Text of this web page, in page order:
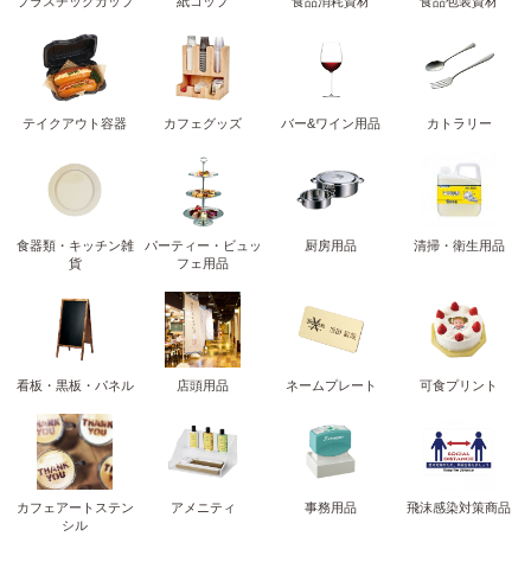
テイクアウト容器 カフェグッズ バー&ワイン用品 カトラリー
食器類・キッチン雑
貨
パーティー・ビュッ
フェ用品
厨房用品 清掃・衛生用品
看板・黒板・パネル 店頭用品 ネームプレート 可食プリント
カフェアートステン
シル
アメニティ 事務用品 飛沫感染対策商品